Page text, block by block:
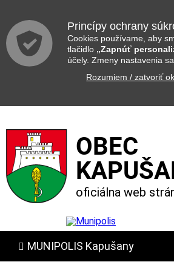
Princípy ochrany
Cookies používame, aby
tlačidlo „Zapnúť
účely. Zmeny nastavenia
Rozumiem / zatvoriť
OBEC
oficiálna web
MUNIPOLIS Kapušany